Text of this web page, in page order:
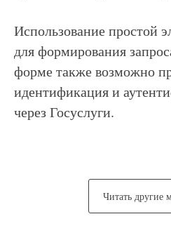
Использование простой
для формирования
форме также возможно
идентификация и
через Госуслуги.
Читать другие